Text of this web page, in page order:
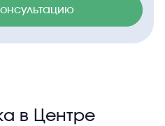
в Центре